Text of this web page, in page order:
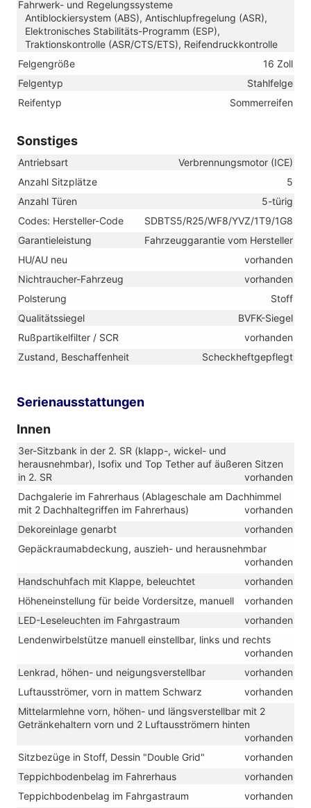
Fahrwerk- und Regelungssysteme
Antiblockiersystem (ABS), Antischlupfregelung (ASR),
Elektronisches Stabilitäts-Programm (ESP),
Traktionskontrolle (ASR/CTS/ETS), Reifendruckkontrolle
Felgengröße
16 Zoll
Felgentyp
Stahlfelge
Reifentyp
Sommerreifen
Sonstiges
Antriebsart
Verbrennungsmotor (ICE)
Anzahl Sitzplätze
5
Anzahl Türen
5-türig
Codes: Hersteller-Code
SDBTS5/R25/WF8/YVZ/1T9/1G8
Garantieleistung
Fahrzeuggarantie vom Hersteller
HU/AU neu
vorhanden
Nichtraucher-Fahrzeug
vorhanden
Polsterung
Stoff
Qualitätssiegel
BVFK-Siegel
Rußpartikelfilter / SCR
vorhanden
Zustand, Beschaffenheit
Scheckheftgepflegt
Serienausstattungen
Innen
3er-Sitzbank in der 2. SR (klapp-, wickel- und
herausnehmbar), Isofix und Top Tether auf äußeren Sitzen
in 2. SR
vorhanden
Dachgalerie im Fahrerhaus (Ablageschale am Dachhimmel
mit 2 Dachhaltegriffen im Fahrerhaus)
vorhanden
Dekoreinlage genarbt
vorhanden
Gepäckraumabdeckung, auszieh- und herausnehmbar
vorhanden
Handschuhfach mit Klappe, beleuchtet
vorhanden
Höheneinstellung für beide Vordersitze, manuell
vorhanden
LED-Leseleuchten im Fahrgastraum
vorhanden
Lendenwirbelstütze manuell einstellbar, links und rechts
vorhanden
Lenkrad, höhen- und neigungsverstellbar
vorhanden
Luftausströmer, vorn in mattem Schwarz
vorhanden
Mittelarmlehne vorn, höhen- und längsverstellbar mit 2
Getränkehaltern vorn und 2 Luftausströmern hinten
vorhanden
Sitzbezüge in Stoff, Dessin "Double Grid"
vorhanden
Teppichbodenbelag im Fahrerhaus
vorhanden
Teppichbodenbelag im Fahrgastraum
vorhanden